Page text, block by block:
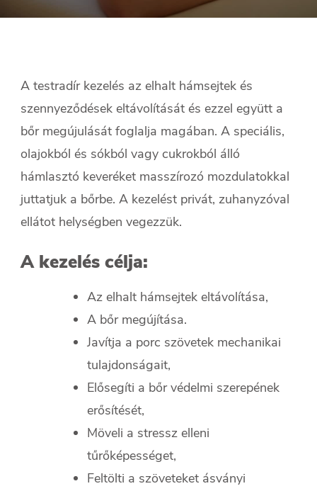
A testradír kezelés az elhalt hámsejtek és
szennyeződések eltávolítását és ezzel együtt a
bőr megújulását foglalja magában. A speciális,
olajokból és sókból vagy cukrokból álló
hámlasztó keveréket masszírozó mozdulatokkal
juttatjuk a bőrbe. A kezelést privát, zuhanyzóval
ellátot helységben vegezzük.
A kezelés célja:
Az elhalt hámsejtek eltávolítása,
A bőr megújítása.
Javítja a porc szövetek mechanikai
tulajdonságait,
Elősegíti a bőr védelmi szerepének
erősítését,
Möveli a stressz elleni
tűrőképességet,
Feltölti a szöveteket ásványi